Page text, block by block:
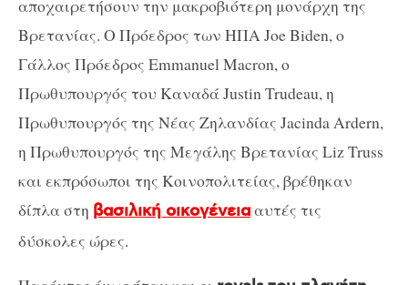
αποχαιρετήσουν την μακροβιότερη μονάρχη της
Βρετανίας. Ο Πρόεδρος των ΗΠΑ Joe Biden, ο
Γάλλος Πρόεδρος Emmanuel Macron, ο
Πρωθυπουργός του Καναδά Justin Trudeau, η
Πρωθυπουργός της Νέας Ζηλανδίας Jacinda Ardern,
η Πρωθυπουργός της Μεγάλης Βρετανίας Liz Truss
και εκπρόσωποι της Κοινοπολιτείας, βρέθηκαν
δίπλα στη βασιλική οικογένειααυτές τις
δύσκολες ώρες.